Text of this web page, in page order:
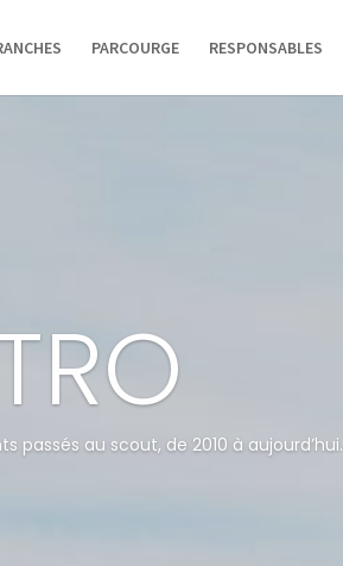
PARCOURGE RESPONSABLES
passés au scout, de 2010 à aujourd’hui.